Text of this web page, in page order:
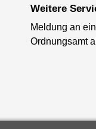
Weitere
Meldung an ein
Ordnungsamt